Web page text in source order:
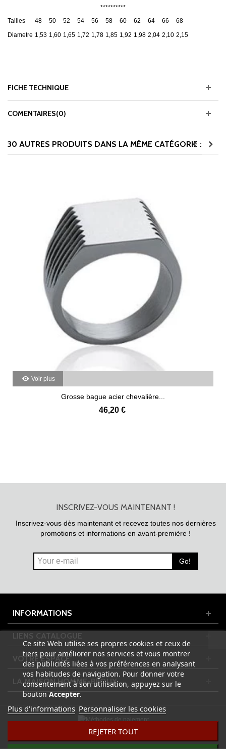
**********
Tailles
48 50 52 54 56 58 60 62 64 66
68
Diametre 1,53 1,60 1,65 1,72 1,78 1,85 1,92 1,98 2,04 2,10 2,15
FICHE TECHNIQUE
COMENTAIRES(0)
30 AUTRES PRODUITS DANS LA MÊME CATÉGORIE :
Voir plus
Grosse bague acier chevalière...
46,20 €
INSCRIVEZ-VOUS MAINTENANT !
Inscrivez-vous dès maintenant et recevez toutes nos dernières
promotions et informations en avant-première !
Go!
INFORMATIONS
LIENS CATALOGUE
VOTRE ESPACE
LA MAISON HOMME-BIJOUX
Ce site Web utilise ses propres cookies et ceux de
tiers pour améliorer nos services et vous montrer
des publicités liées à vos préférences en analysant
vos habitudes de navigation. Pour donner votre
consentement à son utilisation, appuyez sur le
bouton Accepter.
Plus d'informations Personnaliser les cookies
REJETER TOUT
© 2023 HOMME-BIJOUX.FR - Tous droits réservés | Design by